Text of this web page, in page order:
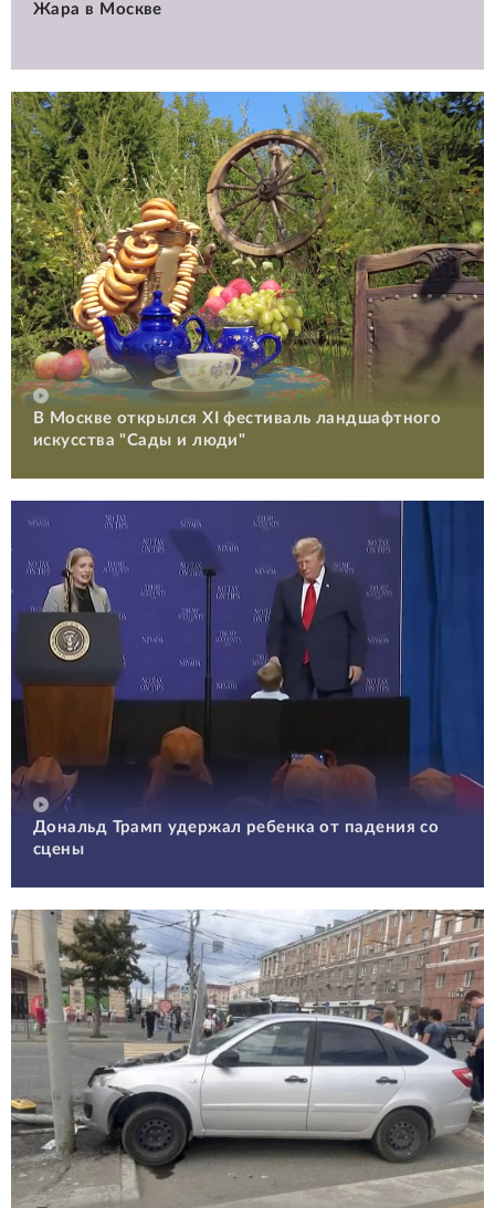
Жара в Москве
В Москве открылся XI фестиваль ландшафтного
искусства "Сады и люди"
Дональд Трамп удержал ребенка от падения со
сцены